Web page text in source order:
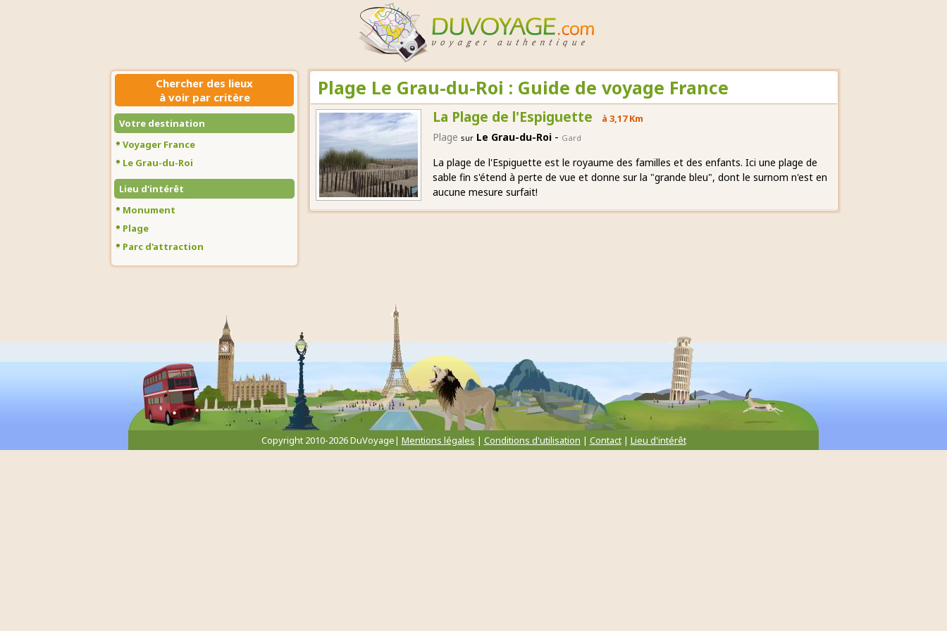
Chercher des lieux
à voir par critère
Votre destination
Voyager France
Le Grau-du-Roi
Lieu d'intérêt
Monument
Plage
Parc d'attraction
Plage Le Grau-du-Roi : Guide de voyage France
La Plage de l'Espiguette à 3,17 Km
Plage sur Le Grau-du-Roi - Gard
La plage de l'Espiguette est le royaume des familles et des enfants. Ici une plage de
sable fin s'étend à perte de vue et donne sur la "grande bleu", dont le surnom n'est en
aucune mesure surfait!
Copyright 2010-2026 DuVoyage| Mentions légales | Conditions d'utilisation | Contact| Lieu d'intérêt